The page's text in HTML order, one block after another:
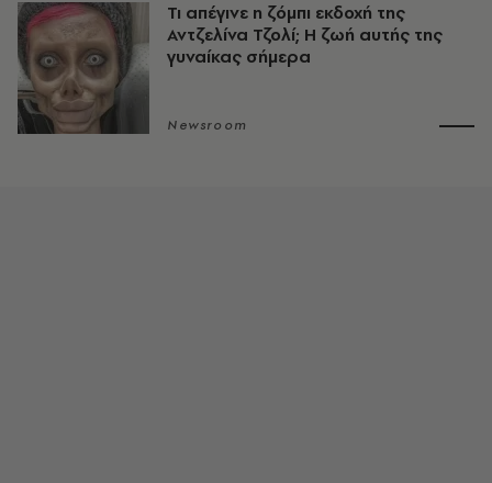
Τι απέγινε η ζόμπι εκδοχή της
Αντζελίνα Τζολί; Η ζωή αυτής της
γυναίκας σήμερα
Newsroom